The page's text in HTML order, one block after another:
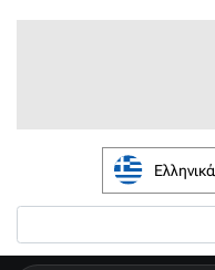
Ελληνικά